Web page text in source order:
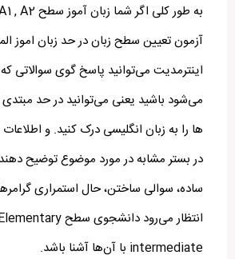
آزمون تعیین سطح زبان در حد زبان اموز
اینترمدیت می‌توانید پاسخ گوی سوالاتی
ها را به زبان انگلیسی درک کنید. و
در بستر مشابه در مورد موضوع توضیح
ساده، سوالی ساختن، حال استمراری
intermediate با آن‌ها آشنا باشد.